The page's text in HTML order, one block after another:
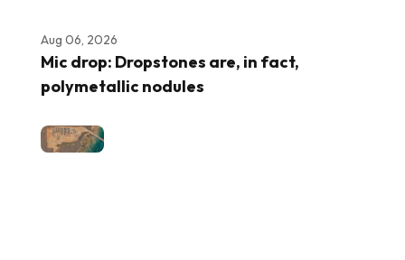
Aug 06, 2026
Mic drop: Dropstones are, in fact,
polymetallic nodules